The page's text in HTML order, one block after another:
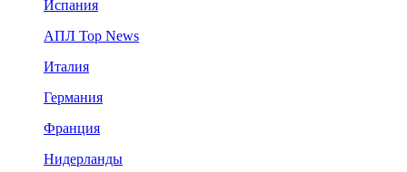
Испания
АПЛ Top News
Италия
Германия
Франция
Нидерланды